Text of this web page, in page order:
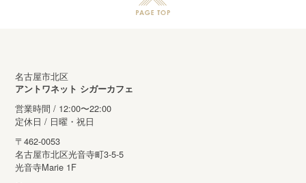
名古屋市北区
アントワネット シガーカフェ
営業時間 / 12:00〜22:00
定休日 / 日曜・祝日
〒462-0053
名古屋市北区光音寺町3-5-5
光音寺Marie 1F